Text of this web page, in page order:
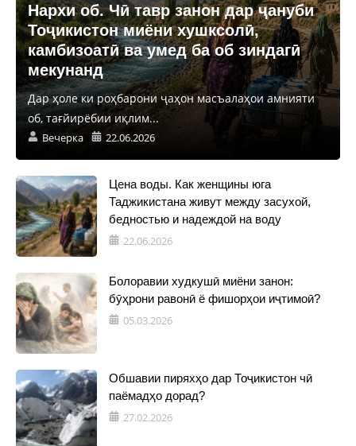
Нархи об. Чӣ тавр занон дар ҷануби
Тоҷикистон миёни хушксолӣ,
камбизоатӣ ва умед ба об зиндагӣ
мекунанд
Дар ҳоле ки роҳбарони ҷаҳон масъалаҳои амнияти
об, тағйирёбии иқлим...
Вечерка 22.06.2026
Цена воды. Как женщины юга
Таджикистана живут между засухой,
бедностью и надеждой на воду
22.06.2026
Болоравии худкушӣ миёни занон:
бӯҳрони равонӣ ё фишорҳои иҷтимоӣ?
05.03.2026
Обшавии пиряхҳо дар Тоҷикистон чӣ
паёмадҳо дорад?
27.02.2026